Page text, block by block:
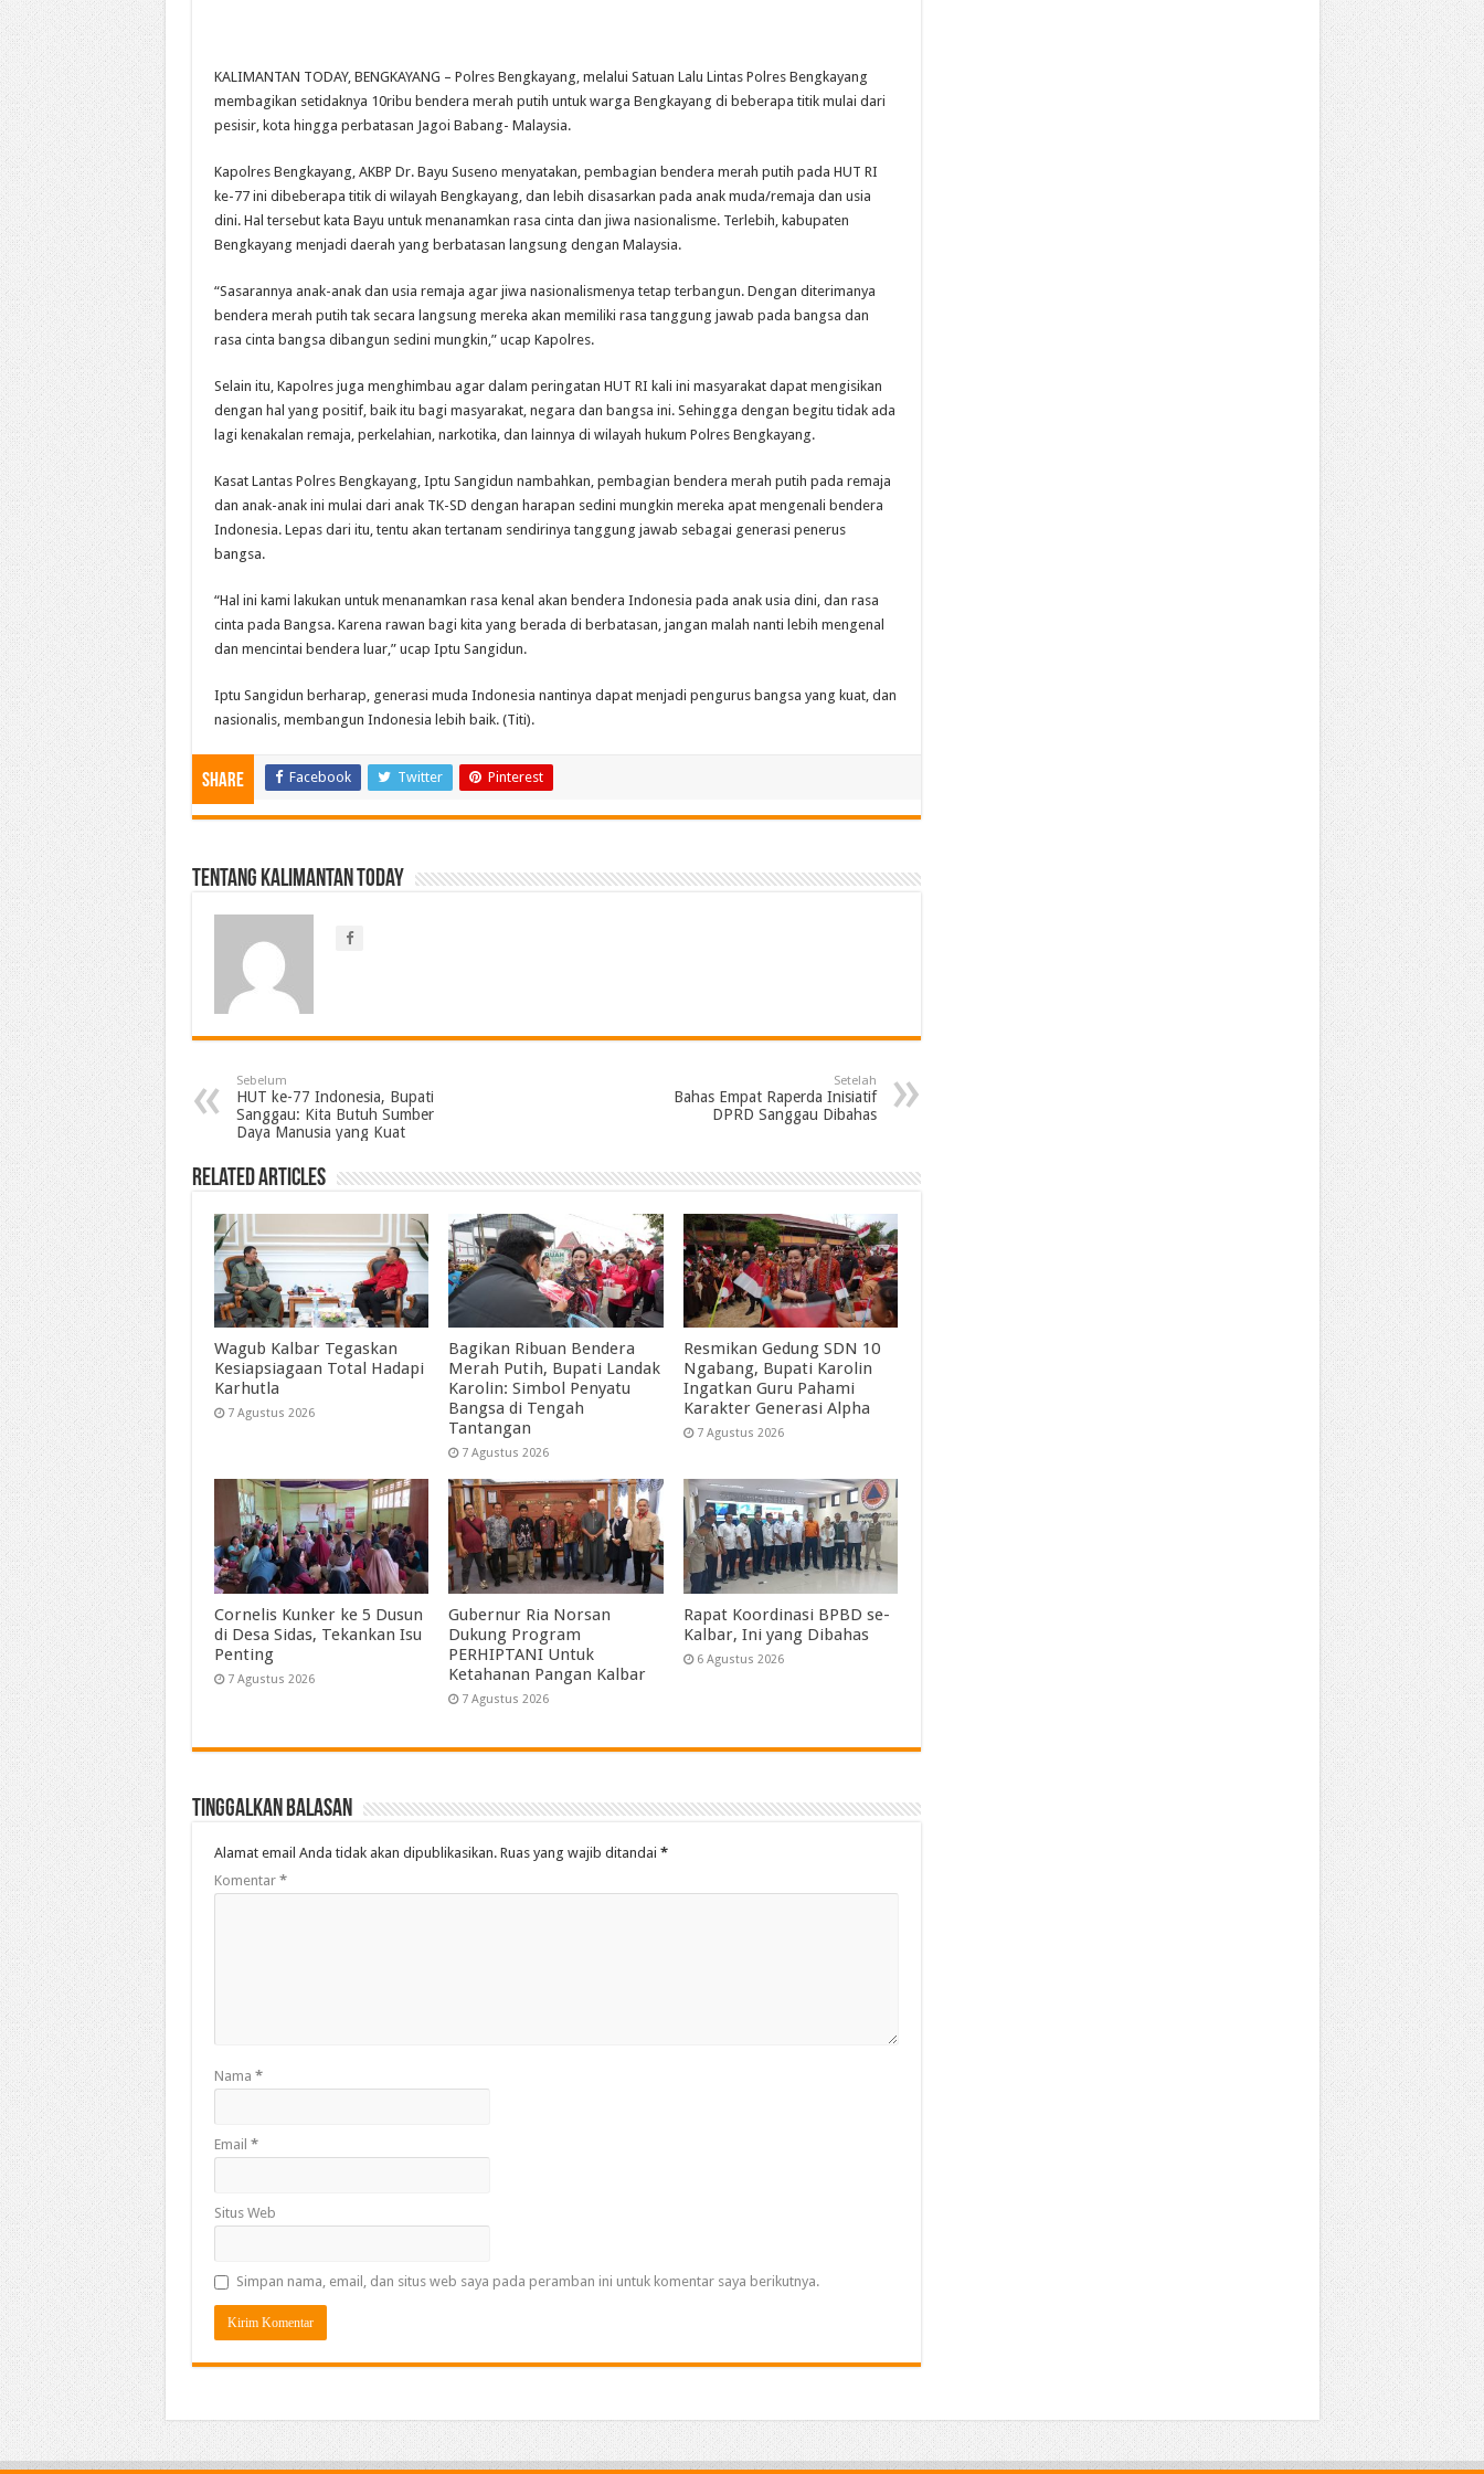
KALIMANTAN TODAY, BENGKAYANG – Polres Bengkayang, melalui Satuan Lalu Lintas Polres Bengkayang
membagikan setidaknya 10ribu bendera merah putih untuk warga Bengkayang di beberapa titik mulai dari
pesisir, kota hingga perbatasan Jagoi Babang- Malaysia.
Kapolres Bengkayang, AKBP Dr. Bayu Suseno menyatakan, pembagian bendera merah putih pada HUT RI
ke-77 ini dibeberapa titik di wilayah Bengkayang, dan lebih disasarkan pada anak muda/remaja dan usia
dini. Hal tersebut kata Bayu untuk menanamkan rasa cinta dan jiwa nasionalisme. Terlebih, kabupaten
Bengkayang menjadi daerah yang berbatasan langsung dengan Malaysia.
“Sasarannya anak-anak dan usia remaja agar jiwa nasionalismenya tetap terbangun. Dengan diterimanya
bendera merah putih tak secara langsung mereka akan memiliki rasa tanggung jawab pada bangsa dan
rasa cinta bangsa dibangun sedini mungkin,” ucap Kapolres.
Selain itu, Kapolres juga menghimbau agar dalam peringatan HUT RI kali ini masyarakat dapat mengisikan
dengan hal yang positif, baik itu bagi masyarakat, negara dan bangsa ini. Sehingga dengan begitu tidak ada
lagi kenakalan remaja, perkelahian, narkotika, dan lainnya di wilayah hukum Polres Bengkayang.
Kasat Lantas Polres Bengkayang, Iptu Sangidun nambahkan, pembagian bendera merah putih pada remaja
dan anak-anak ini mulai dari anak TK-SD dengan harapan sedini mungkin mereka apat mengenali bendera
Indonesia. Lepas dari itu, tentu akan tertanam sendirinya tanggung jawab sebagai generasi penerus
bangsa.
“Hal ini kami lakukan untuk menanamkan rasa kenal akan bendera Indonesia pada anak usia dini, dan rasa
cinta pada Bangsa. Karena rawan bagi kita yang berada di berbatasan, jangan malah nanti lebih mengenal
dan mencintai bendera luar,” ucap Iptu Sangidun.
Iptu Sangidun berharap, generasi muda Indonesia nantinya dapat menjadi pengurus bangsa yang kuat, dan
nasionalis, membangun Indonesia lebih baik. (Titi).
Share Facebook Twitter Pinterest
Tentang Kalimantan Today
Sebelum
HUT ke-77 Indonesia, Bupati
Sanggau: Kita Butuh Sumber
Daya Manusia yang Kuat
Setelah
Bahas Empat Raperda Inisiatif
DPRD Sanggau Dibahas
Related Articles
Wagub Kalbar Tegaskan
Kesiapsiagaan Total Hadapi
Karhutla
7 Agustus 2026
Bagikan Ribuan Bendera
Merah Putih, Bupati Landak
Karolin: Simbol Penyatu
Bangsa di Tengah
Tantangan
7 Agustus 2026
Resmikan Gedung SDN 10
Ngabang, Bupati Karolin
Ingatkan Guru Pahami
Karakter Generasi Alpha
7 Agustus 2026
Cornelis Kunker ke 5 Dusun
di Desa Sidas, Tekankan Isu
Penting
7 Agustus 2026
Gubernur Ria Norsan
Dukung Program
PERHIPTANI Untuk
Ketahanan Pangan Kalbar
7 Agustus 2026
Rapat Koordinasi BPBD se-
Kalbar, Ini yang Dibahas
6 Agustus 2026
Tinggalkan Balasan
Alamat email Anda tidak akan dipublikasikan. Ruas yang wajib ditandai *
Komentar *
Nama *
Email *
Situs Web
Simpan nama, email, dan situs web saya pada peramban ini untuk komentar saya berikutnya.